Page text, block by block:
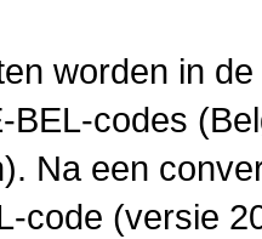
worden in
BEL-codes
Na een
code (versie